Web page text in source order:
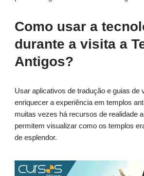
Como usar a
durante a visita a
Antigos?
Usar aplicativos de tradução e guias de
enriquecer a experiência em templos
muitas vezes há recursos de realidade
permitem visualizar como os templos
de esplendor.